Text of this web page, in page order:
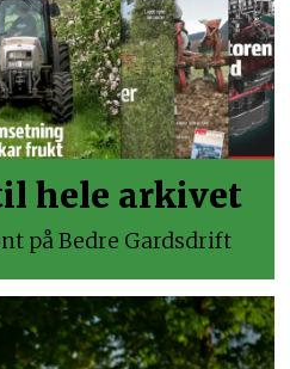
hele arkivet
på Bedre Gardsdrift